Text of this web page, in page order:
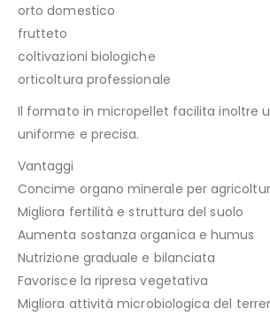
orto domestico
frutteto
coltivazioni biologiche
orticoltura professionale
Il formato in micropellet facilita inoltre
uniforme e precisa.
Vantaggi
Concime organo minerale per
Migliora fertilità e struttura del suolo
Aumenta sostanza organica e humus
Nutrizione graduale e bilanciata
Favorisce la ripresa vegetativa
Migliora attività microbiologica del